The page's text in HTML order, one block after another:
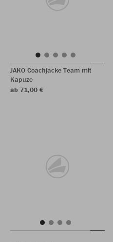
JAKO Coachjacke Team mit
Kapuze
ab 71,00 €